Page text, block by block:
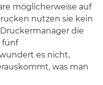
möglicherweise auf
nutzen sie kein
die
fünf
es nicht,
was man